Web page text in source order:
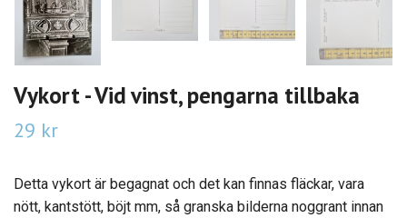
Vykort - Vid vinst, pengarna tillbaka
29 kr
Detta vykort är begagnat och det kan finnas fläckar, vara
nött, kantstött, böjt mm, så granska bilderna noggrant innan